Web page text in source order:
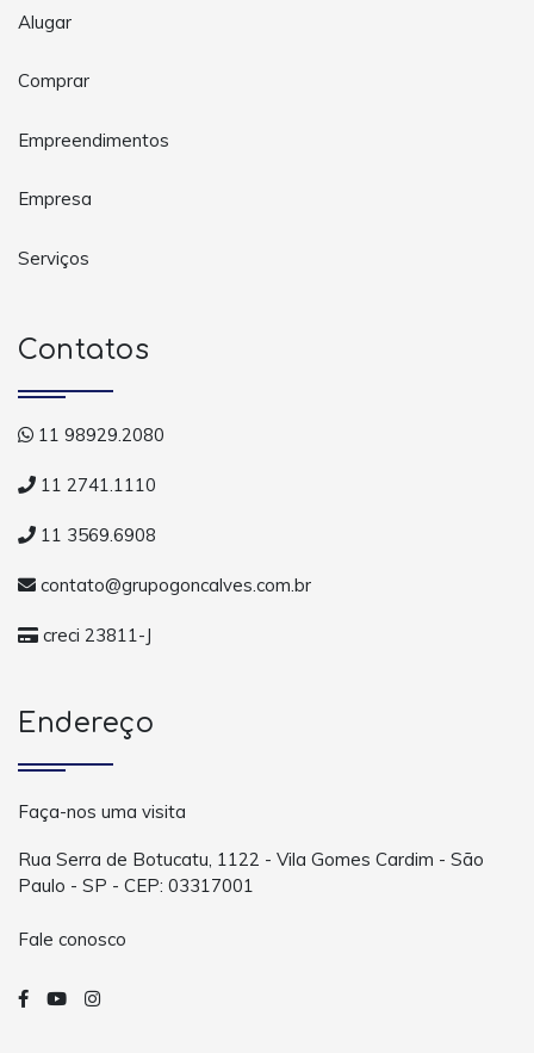
Alugar
Comprar
Empreendimentos
Empresa
Serviços
Contatos
11 98929.2080
11 2741.1110
11 3569.6908
contato@grupogoncalves.com.br
creci 23811-J
Endereço
Faça-nos uma visita
Rua Serra de Botucatu, 1122 - Vila Gomes Cardim - São
Paulo - SP - CEP: 03317001
Fale conosco